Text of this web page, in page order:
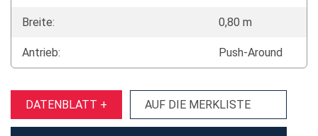
Breite: 0,80 m
Antrieb: Push-Around
DATENBLATT + AUF DIE MERKLISTE